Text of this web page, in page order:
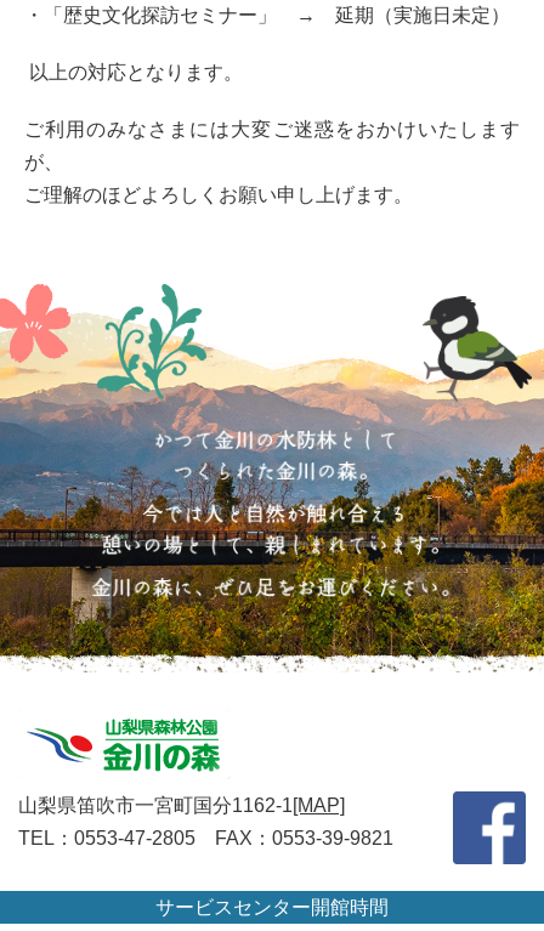
・「歴史文化探訪セミナー」 → 延期（実施日未定）
以上の対応となります。
ご利用のみなさまには大変ご迷惑をおかけいたします
が、
ご理解のほどよろしくお願い申し上げます。
山梨県笛吹市一宮町国分1162-1[MAP]
TEL：0553-47-2805 FAX：0553-39-9821
サービスセンター開館時間